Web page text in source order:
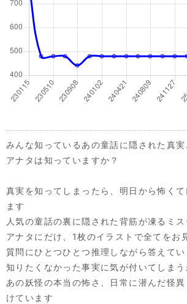
みんな知っているあの童話に隠された真
アナタは知っていますか？
真実を知ってしまったら、明日から怖くて
ます
人気の童話の裏に隠された背筋が凍るミス
アナタにだけ、1枚のイラストで全てをお
質問にひとつひとつ推理しながら答えてい
知りたくなかった事実に気が付いてしま
あの妖怪の本当の怖さ、日常に潜んだ怪
けています